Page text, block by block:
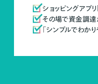
ショッピングアプリ
その場で資金調達
「シンプルでわか